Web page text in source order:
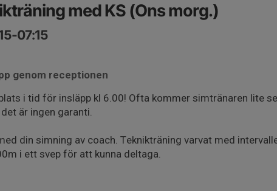
med KS (Ons morg.)
07:15
genom receptionen
plats i tid för insläpp kl 6.00! Ofta kommer simtränaren lite
är ingen garanti.
din simning av coach. Teknikträning varvat med
i ett svep för att kunna deltaga.